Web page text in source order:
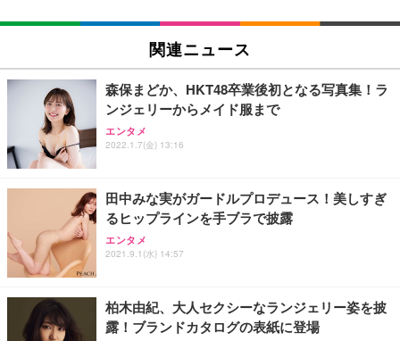
関連ニュース
森保まどか、HKT48卒業後初となる写真集！ラ
ンジェリーからメイド服まで
エンタメ
2022.1.7(金) 13:16
田中みな実がガードルプロデュース！美しすぎ
るヒップラインを手ブラで披露
エンタメ
2021.9.1(水) 14:57
柏木由紀、大人セクシーなランジェリー姿を披
露！ブランドカタログの表紙に登場